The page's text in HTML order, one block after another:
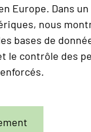
Europe. Dans
nous
bases de
le contrôle des